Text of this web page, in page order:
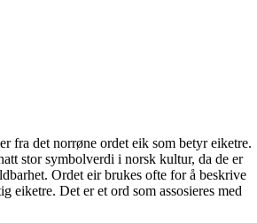
fra det norrøne ordet eik som betyr eiketre.
stor symbolverdi i norsk kultur, da de er
Ordet eir brukes ofte for å beskrive
eiketre. Det er et ord som assosieres med